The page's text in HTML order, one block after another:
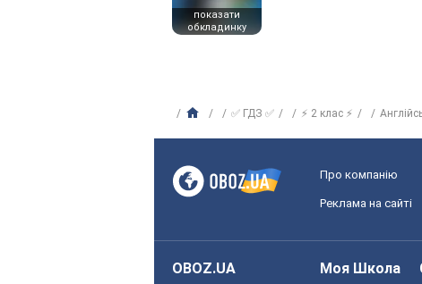
показати
обкладинку
✅ ГДЗ ✅ ⚡ 2 клас ⚡
Про компанію
Реклама на сайті
OBOZ.UA Моя Школа